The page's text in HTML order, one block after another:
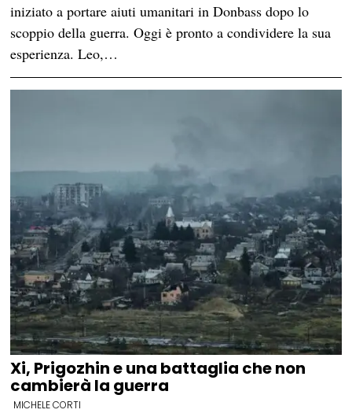
iniziato a portare aiuti umanitari in Donbass dopo lo
scoppio della guerra. Oggi è pronto a condividere la sua
esperienza. Leo,…
Xi, Prigozhin e una battaglia che non
cambierà la guerra
MICHELE CORTI